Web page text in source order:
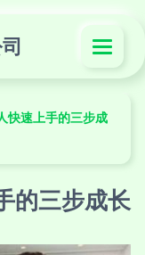
快速上手的三步成
的三步成长